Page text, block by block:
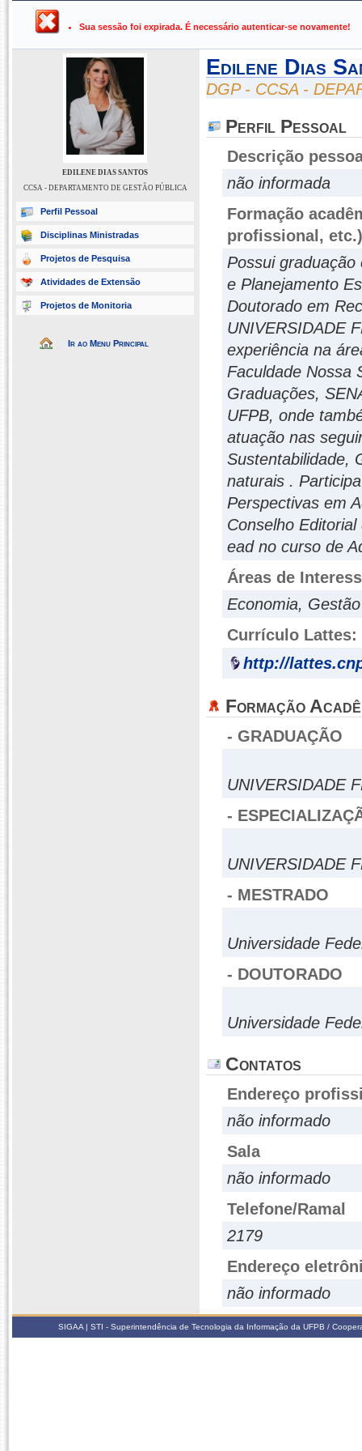
UFPB ›
Sua sessão foi expirada. É necessário autenticar-se novamente!
EDILENE DIAS SANTOS
CCSA - DEPARTAMENTO DE GESTÃO PÚBLICA
Perfil Pessoal
Disciplinas Ministradas
Projetos de Pesquisa
Atividades de Extensão
Projetos de Monitoria
Ir ao Menu Principal
Edilene Dias
DGP - CCSA -
Perfil Pessoal
Descrição
não informada
Formação
profissional, etc.)
Possui
e Planejamento
Doutorado em
UNIVERSIDADE
experiência na
Faculdade Nossa
Graduações,
UFPB, onde
atuação nas
Sustentabilidade,
naturais .
Perspectivas em
Conselho
ead no curso de
Áreas de
Economia,
Currículo Lattes:
http://
Formação
- GRADUAÇÃO
UNIVERSIDADE
-
UNIVERSIDADE
- MESTRADO
Universidade
- DOUTORADO
Universidade
Contatos
Endereço
não informado
Sala
não informado
Telefone/Ramal
2179
Endereço
não informado
SIGAA | STI - Superintendência de Tecnologia da Informação da UFPB /